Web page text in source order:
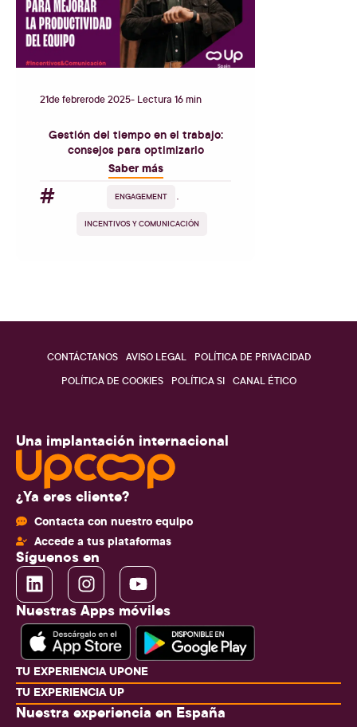
21defebrerode2025- Lectura 16 min
Gestión del tiempo en el trabajo:
consejos para optimizarlo
Saber más
# ENGAGEMENT ,
INCENTIVOS Y COMUNICACIÓN
CONTÁCTANOS AVISO LEGAL
POLÍTICA DE PRIVACIDAD
POLÍTICA DE COOKIES
POLÍTICA SI CANAL ÉTICO
Una implantación internacional
¿Ya eres cliente?
Contacta con nuestro equipo
Accede a tus plataformas
Síguenos en
Nuestras Apps móviles
TU EXPERIENCIA UPONE
TU EXPERIENCIA UP
Nuestra experiencia en España